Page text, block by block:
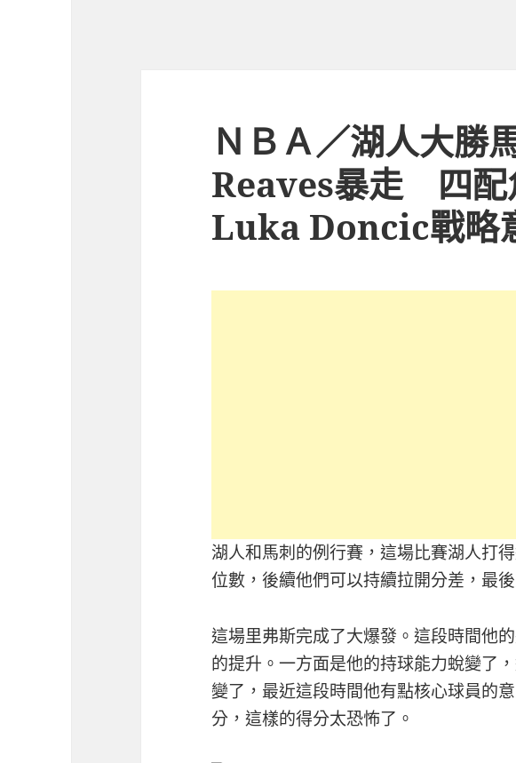
ＮＢＡ／湖人大勝
Reaves暴走 四配
Luka Doncic戰略
湖人和馬刺的例行賽，這場比賽湖人打
位數，後續他們可以持續拉開分差，最
這場里弗斯完成了大爆發。這段時間他
的提升。一方面是他的持球能力蛻變了
變了，最近這段時間他有點核心球員的
分，這樣的得分太恐怖了。